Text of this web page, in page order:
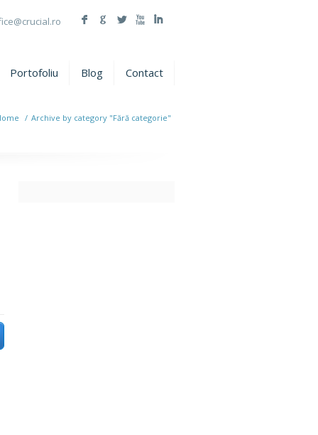
F G L X I
Portofoliu Blog Contact
/ Archive by category "Fără categorie"